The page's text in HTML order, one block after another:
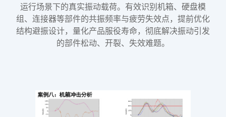
运行场景下的真实振动载荷。有效识别机箱、硬盘模
组、连接器等部件的共振频率与疲劳失效点，提前优化
结构避振设计，量化产品服役寿命，彻底解决振动引发
的部件松动、开裂、失效难题。